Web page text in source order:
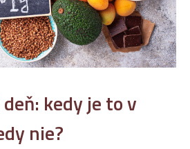
kedy je to v
nie?